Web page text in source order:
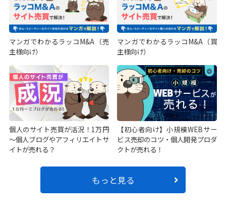
マンガでわかるラッコM&A（売
主様向け）
マンガでわかるラッコM&A（買
主様向け）
個人のサイト売買が活況！1万円
～個人ブログやアフィリエイトサ
イトが売れる？
【初心者向け】小規模WEBサー
ビス売却のコツ・個人開発プロダ
クトが売れる！
もっと見る